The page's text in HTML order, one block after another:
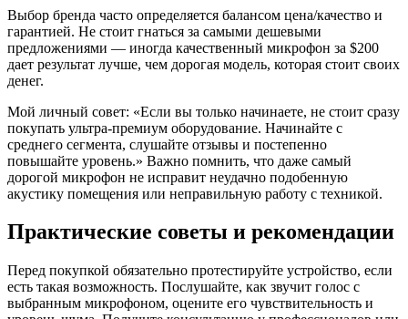
Выбор бренда часто определяется балансом цена/качество и
гарантией. Не стоит гнаться за самыми дешевыми
предложениями — иногда качественный микрофон за $200
дает результат лучше, чем дорогая модель, которая стоит своих
денег.
Мой личный совет: «Если вы только начинаете, не стоит сразу
покупать ультра-премиум оборудование. Начинайте с
среднего сегмента, слушайте отзывы и постепенно
повышайте уровень.» Важно помнить, что даже самый
дорогой микрофон не исправит неудачно подобенную
акустику помещения или неправильную работу с техникой.
Практические советы и рекомендации
Перед покупкой обязательно протестируйте устройство, если
есть такая возможность. Послушайте, как звучит голос с
выбранным микрофоном, оцените его чувствительность и